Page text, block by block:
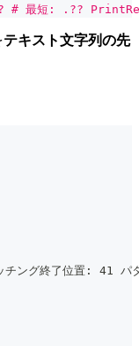
# 最短: .??
テキスト文字列の先
ング終了位置: 41